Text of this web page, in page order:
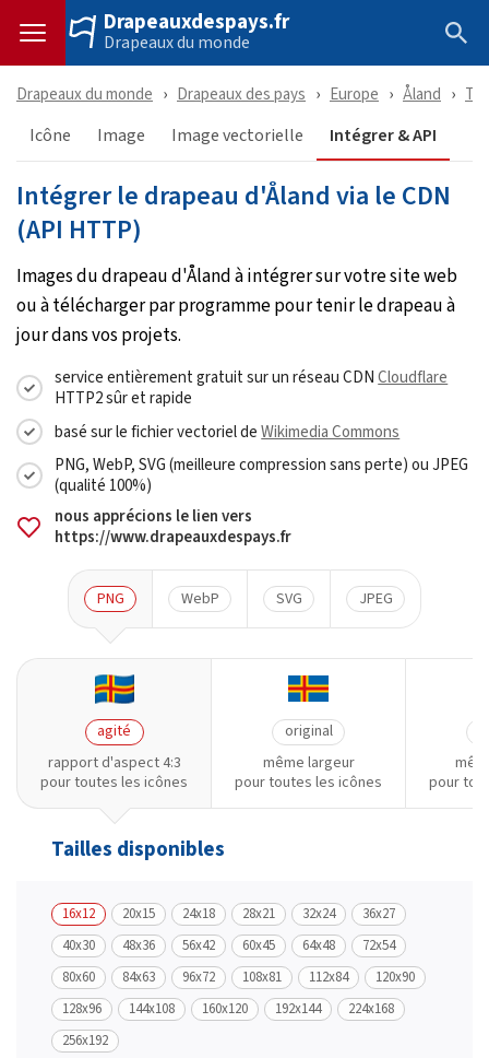
Drapeauxdespays.fr
Drapeaux du monde
Drapeaux du monde Drapeaux des pays Europe Åland
Icône Image Image vectorielle Intégrer & API
Intégrer le drapeau d'Åland via le CDN
(API HTTP)
Images du drapeau d'Åland à intégrer sur votre site web
ou à télécharger par programme pour tenir le drapeau à
jour dans vos projets.
service entièrement gratuit sur un réseau CDNCloudflare
HTTP2 sûr et rapide
basé sur le fichier vectoriel deWikimedia Commons
PNG, WebP, SVG (meilleure compression sans perte) ou JPEG
(qualité 100%)
nous apprécions le lien vers
https://www.drapeauxdespays.fr
PNG WebP SVG JPEG
agité
rapport d'aspect 4:3
pour toutes les icônes
original
même largeur
pour toutes les icônes
pour
Tailles disponibles
16x12 20x15 24x18 28x21 32x24
36x27
40x30
48x36 56x42 60x45 64x48
72x54
80x60
84x63 96x72 108x81 112x84
120x90
128x96
144x108 160x120 192x144
224x168
256x192